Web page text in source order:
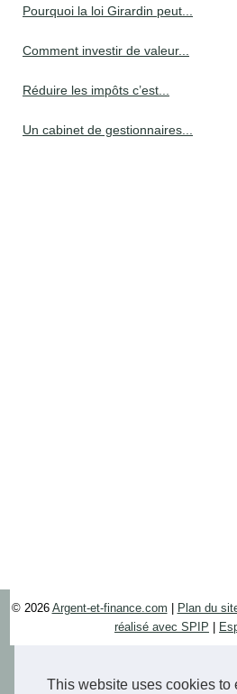
This website uses cookies to
Pourquoi la loi Girardin peut...
Comment investir de valeur...
Réduire les impôts c’est...
Un cabinet de gestionnaires...
© 2026 Argent-et-finance.com Plan du
réalisé avec SPIP